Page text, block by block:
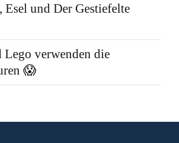
Esel und Der Gestiefelte
verwenden die
😱